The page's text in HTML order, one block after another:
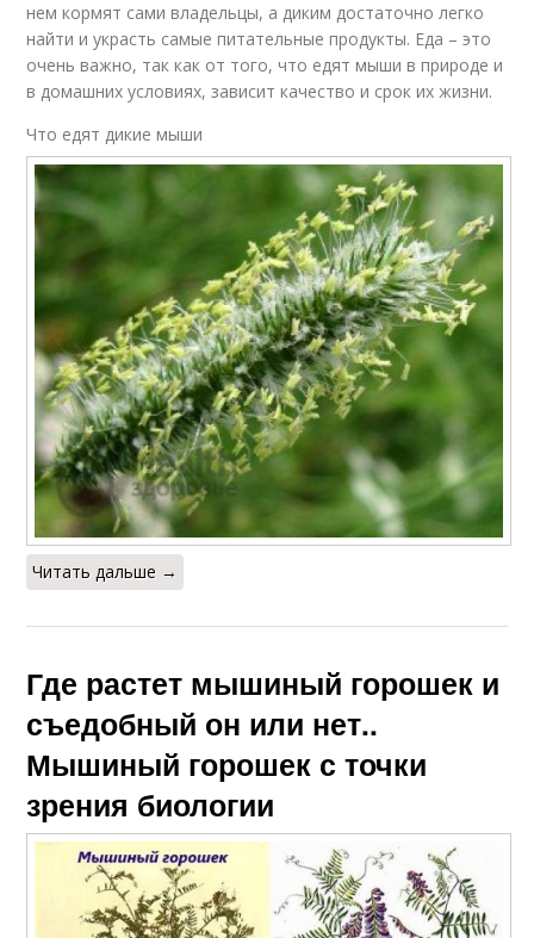
нем кормят сами владельцы, а диким достаточно легко
найти и украсть самые питательные продукты. Еда – это
очень важно, так как от того, что едят мыши в природе и
в домашних условиях, зависит качество и срок их жизни.
Что едят дикие мыши
Читать дальше →
Где растет мышиный горошек и
съедобный он или нет..
Мышиный горошек с точки
зрения биологии